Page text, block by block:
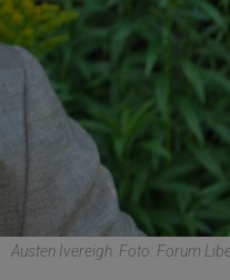
Austen Ivereigh. Foto: Forum